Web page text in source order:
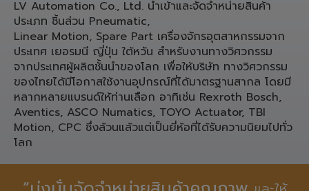
LV Automation
LV Automation Co., Ltd. นำเข้าและจัดจำหน่ายสินค้า
ประเภท ชิ้นส่วน Pneumatic,
Linear Motion, Spare Part เครื่องจักรอุตสาหกรรมจาก
ประเทศ เยอรมนี ญี่ปุ่น ใต้หวัน สำหรับงานทางวิศวกรรม
จากประเทศผู้ผลิตชั้นนำของโลก เพื่อให้บริษัท ทางวิศวกรรม
ของไทยได้มีโอกาสใช้งานอุปกรณ์ที่ได้มาตรฐานสากล โดยมี
หลากหลายแบรนด์ให้ท่านเลือก อาทิเช่น Rexroth Bosch,
Aventics, ASCO Numatics, TOYO Actuator, TBI
Motion, CPC ซึ่งล้วนแล้วแต่เป็นยี่ห้อที่ได้รับความนิยมไปทั่ว
โลก